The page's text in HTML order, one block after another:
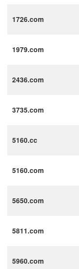
1726.com
1979.com
2436.com
3735.com
5160.cc
5160.com
5650.com
5811.com
5960.com